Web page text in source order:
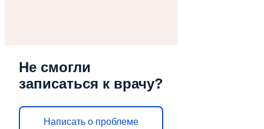
Не смогли
записаться к врачу?
Написать о проблеме